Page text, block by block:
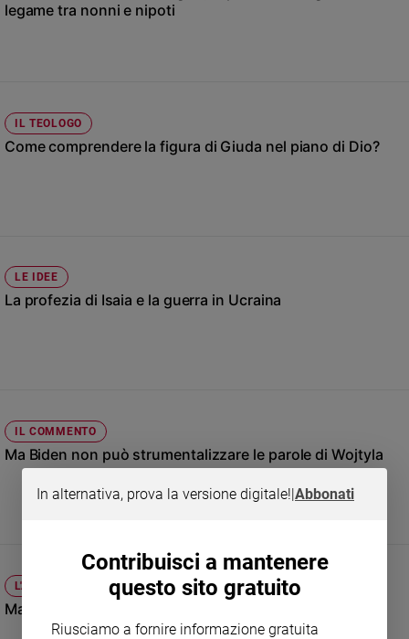
Volontariato
Caso
della
Costume
Cinema,
Tv
e
Libri
Famiglia
ed
educazione
legame tra nonni e nipoti
IL TEOLOGO
Come comprendere la figura di Giuda nel piano di Dio?
LE IDEE
La profezia di Isaia e la guerra in Ucraina
IL COMMENTO
Ma Biden non può strumentalizzare le parole di Wojtyla
L'ANALISI
Maria, madre di tutti e non icona guerriera
In alternativa, prova la versione digitale!|Abbonati
Contribuisci a mantenere
questo sito gratuito
Riusciamo a fornire informazione gratuita